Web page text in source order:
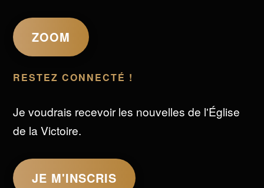
ZOOM
RESTEZ CONNECTÉ !
Je voudrais recevoir les nouvelles de l'Église
de la Victoire.
JE M'INSCRIS